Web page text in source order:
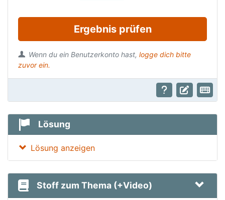
Ergebnis prüfen
Wenn du ein Benutzerkonto hast, logge dich bitte
zuvor ein.
Lösung
Lösung anzeigen
Stoff zum Thema (+Video)